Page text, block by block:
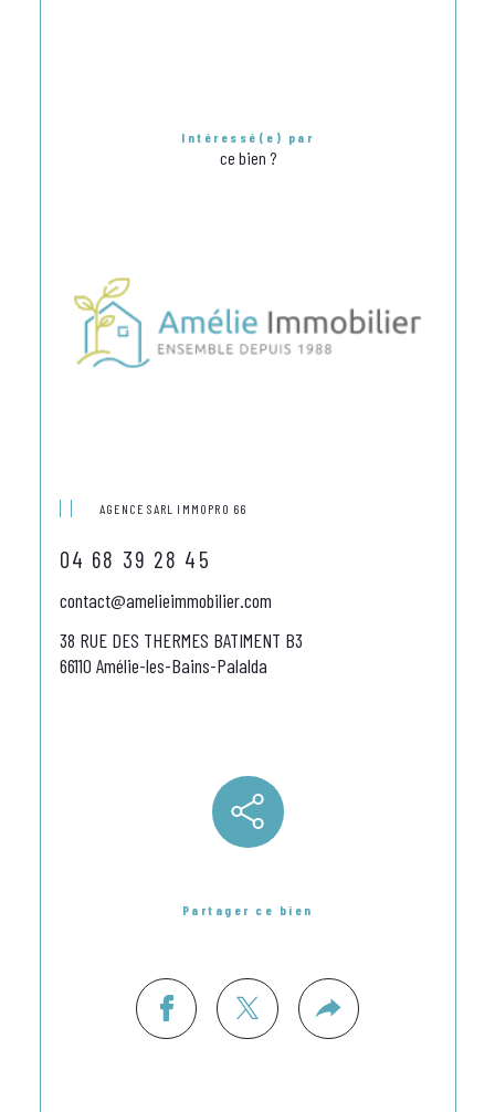
Intéressé(e) par
ce bien ?
AGENCE SARL IMMOPRO 66
04 68 39 28 45
contact@amelieimmobilier.com
38 RUE DES THERMES BATIMENT B3
66110 Amélie-les-Bains-Palalda
Partager ce bien